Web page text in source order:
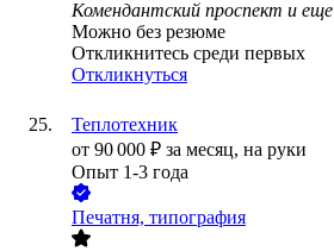
Комендантский проспект и еще
Можно без резюме
Откликнитесь среди первых
Откликнуться
Теплотехник
от 90 000 ₽ за месяц, на руки
Опыт 1-3 года
Печатня, типография